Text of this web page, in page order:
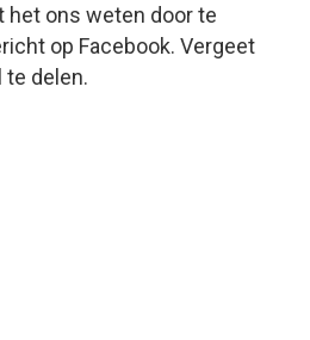
het ons weten door te
op Facebook. Vergeet
te delen.